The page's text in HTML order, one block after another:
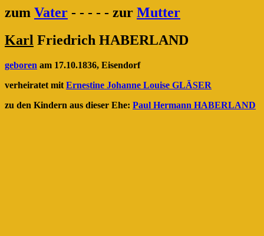
zum Vater - - - - - zur Mutter
Karl Friedrich HABERLAND
geboren am 17.10.1836, Eisendorf
verheiratet mit Ernestine Johanne Louise GLÄSER
zu den Kindern aus dieser Ehe: Paul Hermann HABERLAND